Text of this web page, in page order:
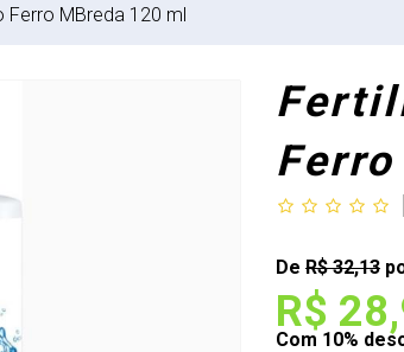
Ferro MBreda 120 ml
De R$ 32,13
R$
Com 10%